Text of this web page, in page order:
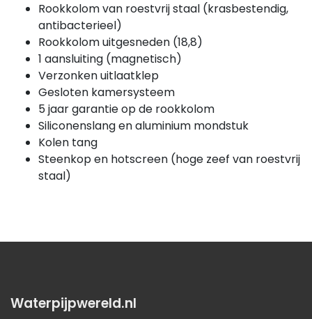
Rookkolom van roestvrij staal (krasbestendig,
antibacterieel)
Rookkolom uitgesneden (18,8)
1 aansluiting (magnetisch)
Verzonken uitlaatklep
Gesloten kamersysteem
5 jaar garantie op de rookkolom
Siliconenslang en aluminium mondstuk
Kolen tang
Steenkop en hotscreen (hoge zeef van roestvrij
staal)
Waterpijpwereld.nl